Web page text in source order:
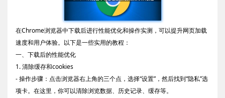
在Chrome浏览器中下载后进行性能优化和操作实测，可以提升网页加载
速度和用户体验。以下是一些实用的教程：
一、下载后的性能优化
1. 清除缓存和cookies
- 操作步骤：点击浏览器右上角的三个点，选择“设置”，然后找到“隐私”选
项卡。在这里，你可以清除浏览数据、历史记录、缓存等。